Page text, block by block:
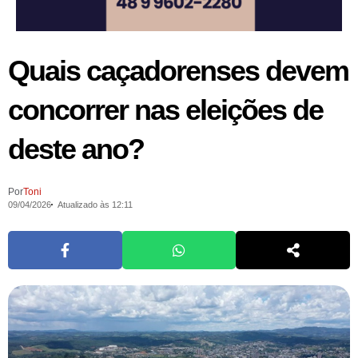
Quais caçadorenses devem
concorrer nas eleições de
deste ano?
PorToni
09/04/2026 Atualizado às 12:11